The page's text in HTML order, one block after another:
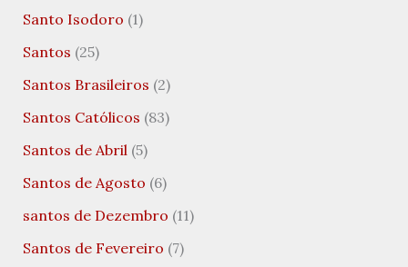
Santo Isodoro (1)
Santos (25)
Santos Brasileiros (2)
Santos Católicos (83)
Santos de Abril (5)
Santos de Agosto (6)
santos de Dezembro (11)
Santos de Fevereiro (7)